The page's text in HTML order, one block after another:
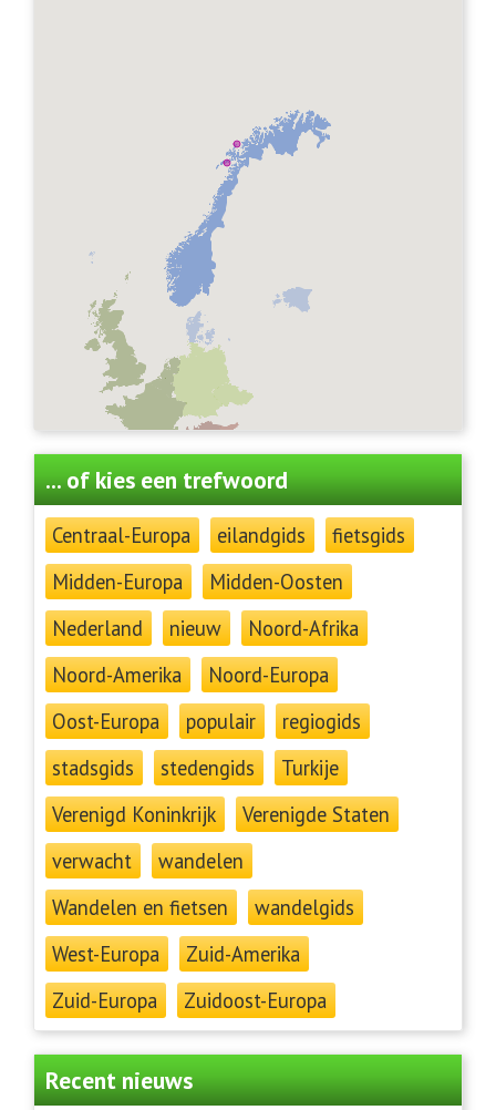
... of kies een trefwoord
Centraal-Europa eilandgids
fietsgids
Midden-Europa
Midden-Oosten
Nederland
nieuw
Noord-Afrika
Noord-Amerika
Noord-Europa
Oost-Europa
populair
regiogids
stadsgids
stedengids
Turkije
Verenigd Koninkrijk
Verenigde Staten
verwacht
wandelen
Wandelen en fietsen
wandelgids
West-Europa
Zuid-Amerika
Zuid-Europa
Zuidoost-Europa
Recent nieuws